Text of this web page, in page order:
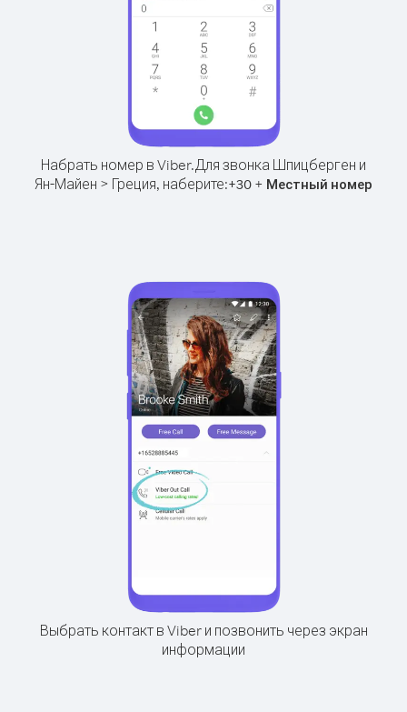
Набрать номер в Viber.Для звонка Шпицберген и
Ян-Майен > Греция, наберите:+30 + Местный номер
Выбрать контакт в Viber и позвонить через экран
информации